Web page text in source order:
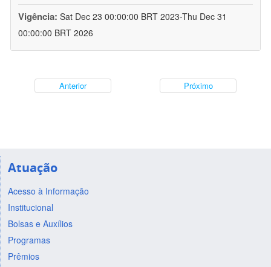
Vigência: Sat Dec 23 00:00:00 BRT 2023-Thu Dec 31
00:00:00 BRT 2026
Anterior Próximo
Atuação
Acesso à Informação
Institucional
Bolsas e Auxílios
Programas
Prêmios